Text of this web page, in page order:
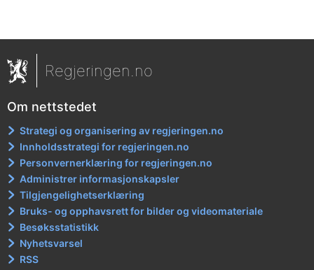
Regjeringen.no
Om nettstedet
Strategi og organisering av regjeringen.no
Innholdsstrategi for regjeringen.no
Personvernerklæring for regjeringen.no
Administrer informasjonskapsler
Tilgjengelighetserklæring
Bruks- og opphavsrett for bilder og videomateriale
Besøksstatistikk
Nyhetsvarsel
RSS